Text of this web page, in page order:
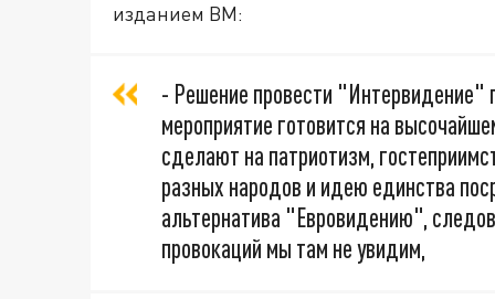
изданием ВМ:
- Решение провести "Интервидение"
мероприятие готовится на
сделают на патриотизм,
разных народов и идею единства
альтернатива "Евровидению",
провокаций мы там не увидим,